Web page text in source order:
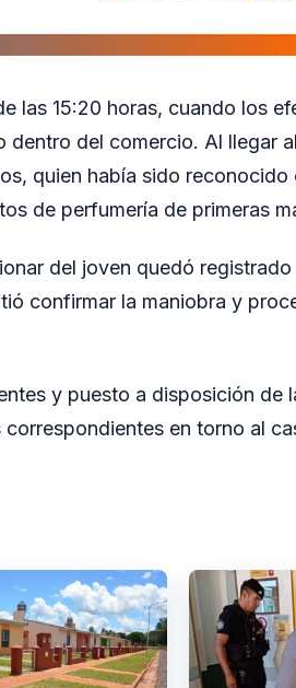
las 15:20 horas, cuando los
del comercio. Al llegar
quien había sido reconocido
de perfumería de primeras
del joven quedó
confirmar la maniobra y
y puesto a disposición de
en torno al